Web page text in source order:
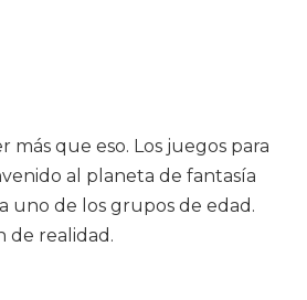
que eso. Los juegos para
al planeta de fantasía
uno de los grupos de edad.
de realidad.